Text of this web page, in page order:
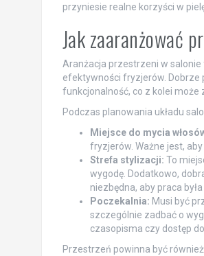
przyniesie realne korzyści w
Jak zaaranżować
Aranżacja przestrzeni w
efektywności fryzjerów. Dobrze
funkcjonalność, co z kolei może
Podczas planowania układu
Miejsce do mycia
fryzjerów. Ważne jest,
Strefa stylizacji: To
wygodę. Dodatkowo,
niezbędna, aby praca
Poczekalnia: Musi być
szczególnie zadbać o
czasopisma czy dostęp
Przestrzeń powinna być